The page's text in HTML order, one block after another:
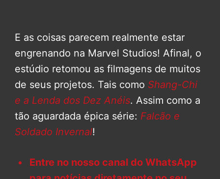
E as coisas parecem realmente estar
engrenando na Marvel Studios! Afinal, o
estúdio retomou as filmagens de muitos
de seus projetos. Tais como Shang-Chi
e a Lenda dos Dez Anéis. Assim como a
tão aguardada épica série: Falcão e
Soldado Invernal!
Entre no nosso canal do WhatsApp